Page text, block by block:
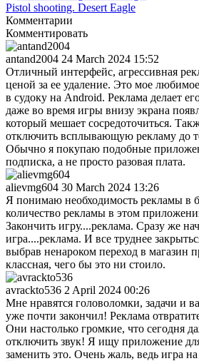
Pistol shooting. Desert Eagle
Комментарии
Комментировать
antand2004 24 March 2024 15:52
Отличный интерфейс, агрессивная
ценой за ее удаление. Это мое
в судоку на Android. Реклама делает
даже во время игры внизу экрана
который мешает сосредоточиться.
отключить всплывающую рекламу до
Обычно я покупаю подобные
подписка, а не просто разовая плата.
alievmg604 30 March 2024 13:26
Я понимаю необходимость рекламы в
количество рекламы в этом
Закончить игру....реклама. Сразу же
игра....реклама. И все труднее
выбрав ненароком переход в магазин
классная, чего бы это ни стоило.
avrackto536 2 April 2024 00:26
Мне нравятся головоломки, задачи и
уже почти закончил! Реклама
Они настолько громкие, что сегодня
отключить звук! Я ищу приложение
заменить это. Очень жаль, ведь игра